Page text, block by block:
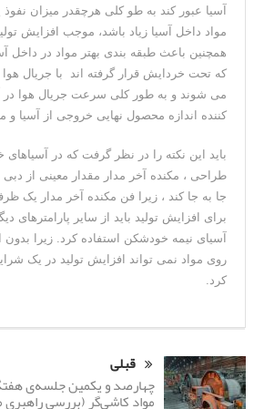
آسیا عبور کند به طو کلی هرچقدر میزان
مواد داخل آسیا زیاد باشد، موجب افزایش
همچنین باعث طبقه بندی بهتر مواد در داخل
که تحت خردایش قرار گرفته اند با جریال
می شوند و به طور کلی سرعت جریال هوا در
کننده اندازه محصول نهایی خروجی از آسیا و
باید این نکته را در نظر گرفت که در
طراحی ، مکنده آخر مدار مقدار معینی از دبی
جا به جا کند ، زیرا فن مکنده آخر مدار یک
برای افزایش تولید باید از سایر پارامترهای
آسیای نیمه خودشکن استفاده کرد. زیرا
روی مواد نمی تواند افزایش تولید در یک
کرد.
قبلی
چهارصد و یکمین جلسه‌ی
مواد کاشی‌گر (بررسی راهبری